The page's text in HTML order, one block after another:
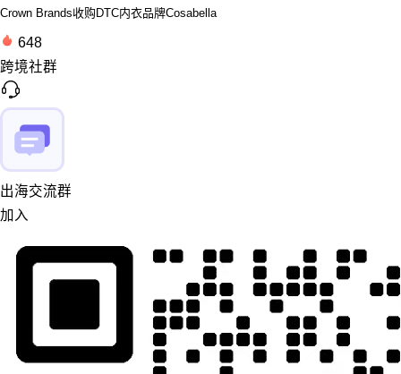
Crown Brands收购DTC内衣品牌Cosabella
648
跨境社群
出海交流群
加入